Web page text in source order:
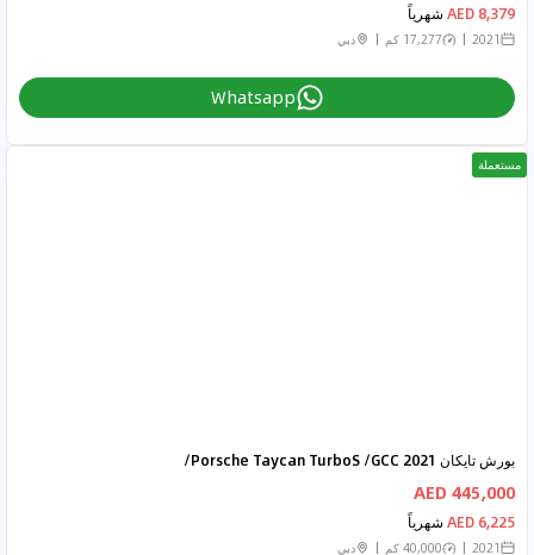
8,379 AED شهرياً
2021 17,277 كم دبي
Whatsapp
مستعملة
بورش تايكان 2021 Porsche Taycan TurboS /GCC/
445,000 AED
6,225 AED شهرياً
2021 40,000 كم دبي